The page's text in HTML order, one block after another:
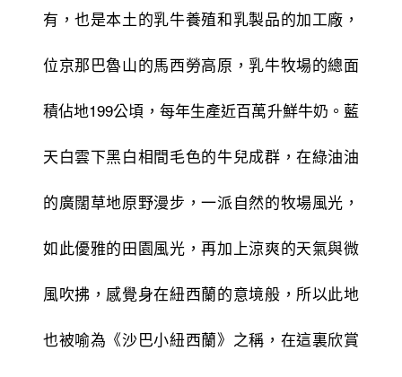
有，也是本土的乳牛養殖和乳製品的加工廠，
位京那巴魯山的馬西勞高原，乳牛牧場的總面
積佔地199公頃，每年生產近百萬升鮮牛奶。藍
天白雲下黑白相間毛色的牛兒成群，在綠油油
的廣闊草地原野漫步，一派自然的牧場風光，
如此優雅的田園風光，再加上涼爽的天氣與微
風吹拂，感覺身在紐西蘭的意境般，所以此地
也被喻為《沙巴小紐西蘭》之稱，在這裏欣賞